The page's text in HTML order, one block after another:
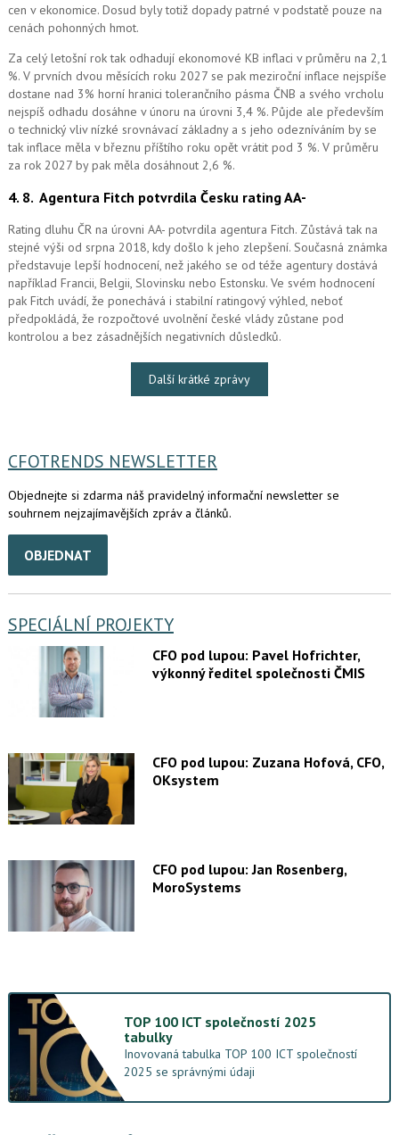
cen v ekonomice. Dosud byly totiž dopady patrné v podstatě pouze na
cenách pohonných hmot.
Za celý letošní rok tak odhadují ekonomové KB inflaci v průměru na 2,1
%. V prvních dvou měsících roku 2027 se pak meziroční inflace nejspíše
dostane nad 3% horní hranici tolerančního pásma ČNB a svého vrcholu
nejspíš odhadu dosáhne v únoru na úrovni 3,4 %. Půjde ale především
o technický vliv nízké srovnávací základny a s jeho odezníváním by se
tak inflace měla v březnu příštího roku opět vrátit pod 3 %. V průměru
za rok 2027 by pak měla dosáhnout 2,6 %.
4. 8. Agentura Fitch potvrdila Česku rating AA-
Rating dluhu ČR na úrovni AA- potvrdila agentura Fitch. Zůstává tak na
stejné výši od srpna 2018, kdy došlo k jeho zlepšení. Současná známka
představuje lepší hodnocení, než jakého se od téže agentury dostává
například Francii, Belgii, Slovinsku nebo Estonsku. Ve svém hodnocení
pak Fitch uvádí, že ponechává i stabilní ratingový výhled, neboť
předpokládá, že rozpočtové uvolnění české vlády zůstane pod
kontrolou a bez zásadnějších negativních důsledků.
Další krátké zprávy
CFOTRENDS NEWSLETTER
Objednejte si zdarma náš pravidelný informační newsletter se
souhrnem nejzajímavějších zpráv a článků.
OBJEDNAT
SPECIÁLNÍ PROJEKTY
CFO pod lupou: Pavel Hofrichter,
výkonný ředitel společnosti ČMIS
CFO pod lupou: Zuzana Hofová, CFO,
OKsystem
CFO pod lupou: Jan Rosenberg,
MoroSystems
TOP 100 ICT společností 2025
tabulky
Inovovaná tabulka TOP 100 ICT společností
2025 se správnými údaji